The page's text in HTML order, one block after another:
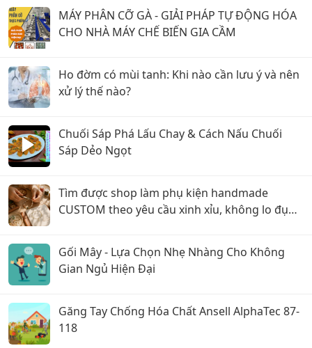
MÁY PHÂN CỠ GÀ - GIẢI PHÁP TỰ ĐỘNG HÓA
CHO NHÀ MÁY CHẾ BIẾN GIA CẦM
Ho đờm có mùi tanh: Khi nào cần lưu ý và nên
xử lý thế nào?
Chuối Sáp Phá Lấu Chay & Cách Nấu Chuối
Sáp Dẻo Ngọt
Tìm được shop làm phụ kiện handmade
CUSTOM theo yêu cầu xinh xỉu, không lo đụng
Gối Mây - Lựa Chọn Nhẹ Nhàng Cho Không
Gian Ngủ Hiện Đại
Găng Tay Chống Hóa Chất Ansell AlphaTec 87-
118